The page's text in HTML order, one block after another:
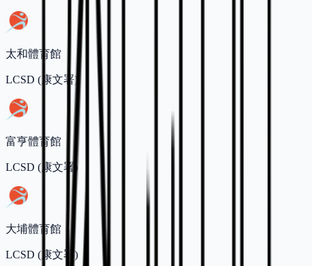
太和體育館
LCSD (康文署)
富亨體育館
LCSD (康文署)
大埔體育館
LCSD (康文署)